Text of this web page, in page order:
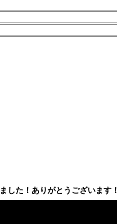
した！ありがとうございます！